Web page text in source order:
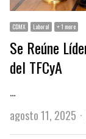
CDMX Laboral + 1 more
Se Reúne
del TFCyA
…
agosto 11, 2025